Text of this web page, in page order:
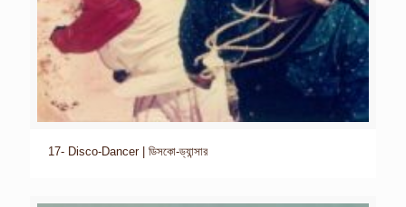
17- Disco-Dancer | ডিসকো-ড্যান্সার